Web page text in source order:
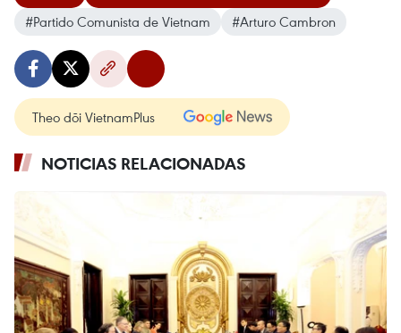
#Partido Comunista de Vietnam
#Arturo Cambron
Theo dõi VietnamPlus
NOTICIAS RELACIONADAS